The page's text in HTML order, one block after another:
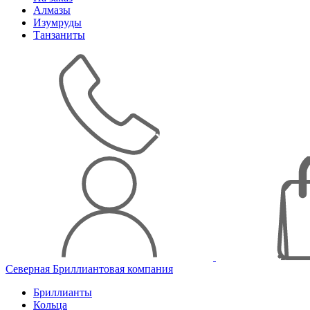
Алмазы
Изумруды
Танзаниты
Северная Бриллиантовая компания
Бриллианты
Кольца